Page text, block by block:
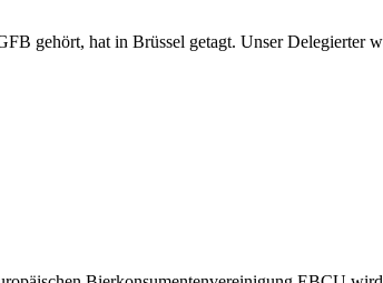
gehört, hat in Brüssel getagt. Unser Delegierter